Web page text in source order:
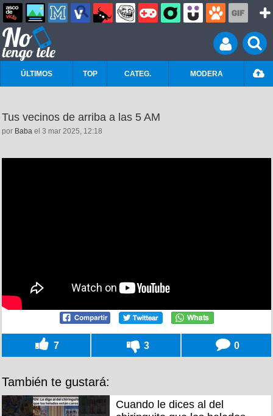
ÚLTIMOS TOP CATEG. MODERA
Tus vecinos de arriba a las 5 AM
por Baba el 3 mar 2025, 12:18
7 3 0
También te gustará:
Cuando le dices al del